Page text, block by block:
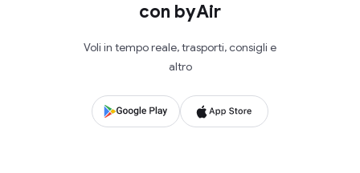
con byAir
Voli in tempo reale, trasporti, consigli e
altro